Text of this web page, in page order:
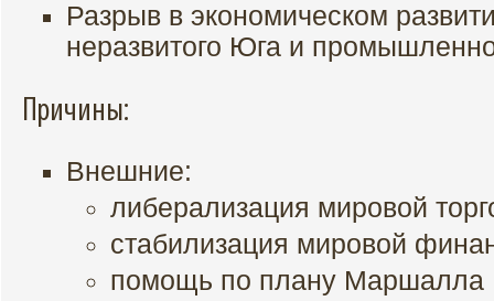
Разрыв в экономическом
неразвитого Юга и
Причины:
Внешние:
либерализация мировой
стабилизация мировой
помощь по плану Маршалла